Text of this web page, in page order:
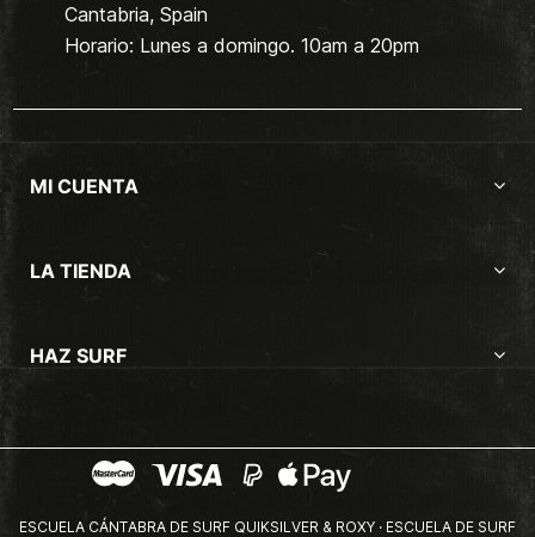
Cantabria, Spain
Horario: Lunes a domingo. 10am a 20pm
MI CUENTA
LA TIENDA
HAZ SURF
ESCUELA CÁNTABRA DE SURF QUIKSILVER & ROXY · ESCUELA DE SURF